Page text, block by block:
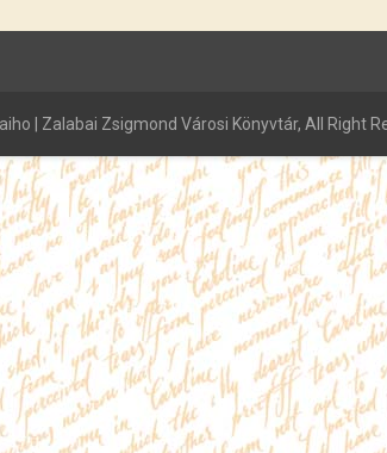
| Zalabai Zsigmond Városi Könyvtár, All Right